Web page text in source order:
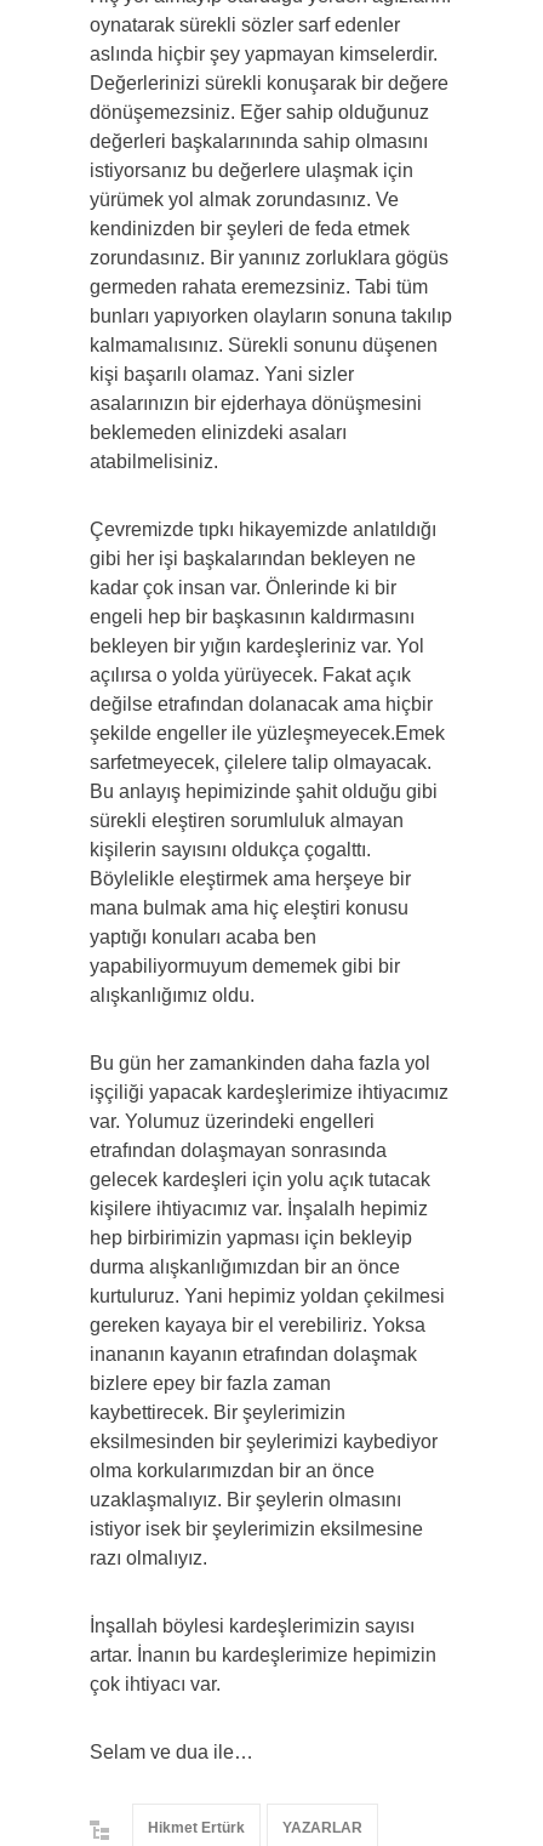
oynatarak sürekli sözler sarf edenler
aslında hiçbir şey yapmayan kimselerdir.
Değerlerinizi sürekli konuşarak bir değere
dönüşemezsiniz. Eğer sahip olduğunuz
değerleri başkalarınında sahip olmasını
istiyorsanız bu değerlere ulaşmak için
yürümek yol almak zorundasınız. Ve
kendinizden bir şeyleri de feda etmek
zorundasınız. Bir yanınız zorluklara gögüs
germeden rahata eremezsiniz. Tabi tüm
bunları yapıyorken olayların sonuna takılıp
kalmamalısınız. Sürekli sonunu düşenen
kişi başarılı olamaz. Yani sizler
asalarınızın bir ejderhaya dönüşmesini
beklemeden elinizdeki asaları
atabilmelisiniz.
Çevremizde tıpkı hikayemizde anlatıldığı
gibi her işi başkalarından bekleyen ne
kadar çok insan var. Önlerinde ki bir
engeli hep bir başkasının kaldırmasını
bekleyen bir yığın kardeşleriniz var. Yol
açılırsa o yolda yürüyecek. Fakat açık
değilse etrafından dolanacak ama hiçbir
şekilde engeller ile yüzleşmeyecek.Emek
sarfetmeyecek, çilelere talip olmayacak.
Bu anlayış hepimizinde şahit olduğu gibi
sürekli eleştiren sorumluluk almayan
kişilerin sayısını oldukça çogalttı.
Böylelikle eleştirmek ama herşeye bir
mana bulmak ama hiç eleştiri konusu
yaptığı konuları acaba ben
yapabiliyormuyum dememek gibi bir
alışkanlığımız oldu.
Bu gün her zamankinden daha fazla yol
işçiliği yapacak kardeşlerimize ihtiyacımız
var. Yolumuz üzerindeki engelleri
etrafından dolaşmayan sonrasında
gelecek kardeşleri için yolu açık tutacak
kişilere ihtiyacımız var. İnşalalh hepimiz
hep birbirimizin yapması için bekleyip
durma alışkanlığımızdan bir an önce
kurtuluruz. Yani hepimiz yoldan çekilmesi
gereken kayaya bir el verebiliriz. Yoksa
inananın kayanın etrafından dolaşmak
bizlere epey bir fazla zaman
kaybettirecek. Bir şeylerimizin
eksilmesinden bir şeylerimizi kaybediyor
olma korkularımızdan bir an önce
uzaklaşmalıyız. Bir şeylerin olmasını
istiyor isek bir şeylerimizin eksilmesine
razı olmalıyız.
İnşallah böylesi kardeşlerimizin sayısı
artar. İnanın bu kardeşlerimize hepimizin
çok ihtiyacı var.
Selam ve dua ile…
Hikmet Ertürk YAZARLAR